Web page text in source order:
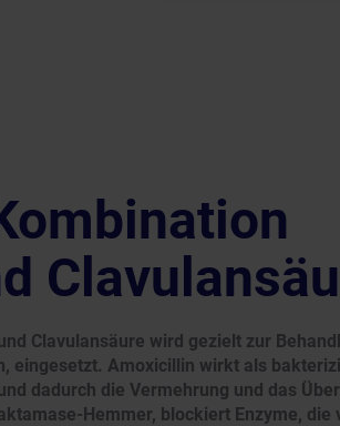
Clavulansäure wird gezielt zur
eingesetzt. Amoxicillin wirkt als
dadurch die Vermehrung und das
Hemmer, blockiert Enzyme, die